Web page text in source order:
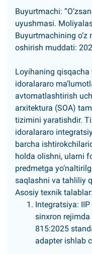
Buyurtmachi:
uyushmasi.
Buyurtmachining o‘z
oshirish muddati:
Loyihaning
idoralararo
avtomatlashtirish
arxitektura (SOA)
tizimini yaratishdir.
idoralararo
barcha
holda olishni, ularni
predmetga
saqlashni va tahliliy
Asosiy texnik talablar:
Integratsiya: IIP
sinxron rejimda
815:2025
adapter ishlab